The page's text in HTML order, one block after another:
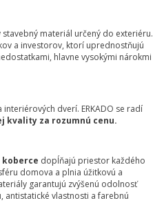
materiál určený do exteriéru.
a investorov, ktorí uprednostňujú
hlavne vysokými nárokmi
dverí. ERKADO se radí
kvality za rozumnú cenu.
koberce dopĺňajú priestor každého
domova a plnia úžitkovú a
garantujú zvýšenú odolnosť
antistatické vlastnosti a farebnú